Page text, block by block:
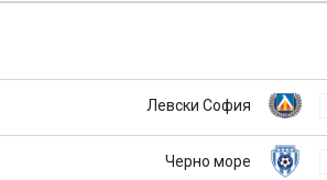
Левски София
Черно море